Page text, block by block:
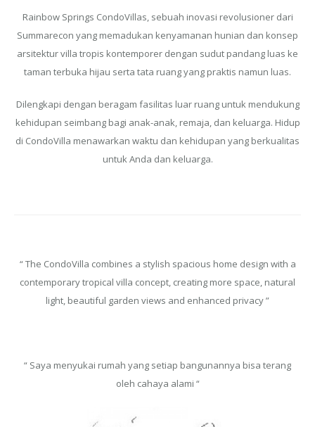
Rainbow Springs CondoVillas, sebuah inovasi revolusioner dari
Summarecon yang memadukan kenyamanan hunian dan konsep
arsitektur villa tropis kontemporer dengan sudut pandang luas ke
taman terbuka hijau serta tata ruang yang praktis namun luas.
Dilengkapi dengan beragam fasilitas luar ruang untuk mendukung
kehidupan seimbang bagi anak-anak, remaja, dan keluarga. Hidup
di CondoVilla menawarkan waktu dan kehidupan yang berkualitas
untuk Anda dan keluarga.
“ The CondoVilla combines a stylish spacious home design with a
contemporary tropical villa concept, creating more space, natural
light, beautiful garden views and enhanced privacy ”
“ Saya menyukai rumah yang setiap bangunannya bisa terang
oleh cahaya alami “